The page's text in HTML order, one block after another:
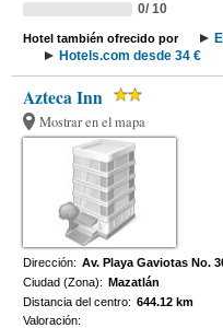
0/ 10
Hotel también ofrecido por
Hotels.com desde 34 €
Azteca Inn
Mostrar en el mapa
Dirección: Av. Playa Gaviotas No.
Ciudad (Zona): Mazatlán
Distancia del centro: 644.12 km
Valoración: